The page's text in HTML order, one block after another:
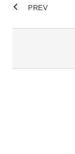
PREV